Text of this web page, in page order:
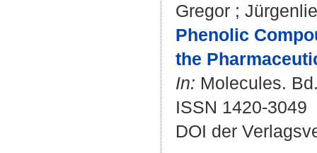
Gregor ;
Phenolic
the
In: Molecules.
ISSN 1420-3049
DOI der